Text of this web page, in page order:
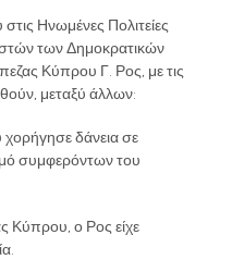
Ηνωμένες Πολιτείες
των Δημοκρατικών
Κύπρου Γ. Ρος, με τις
μεταξύ άλλων:
δάνεια σε
συμφερόντων του
Κύπρου, ο Ρος είχε